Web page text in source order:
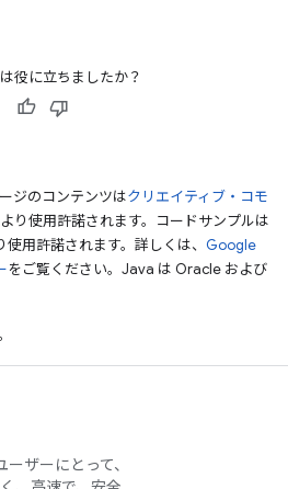
役に立ちましたか？
ジのコンテンツはクリエイティブ・コモ
り使用許諾されます。コードサンプルは
使用許諾されます。詳しくは、 Google
をご覧ください。Java は Oracle および
ザーにとって、